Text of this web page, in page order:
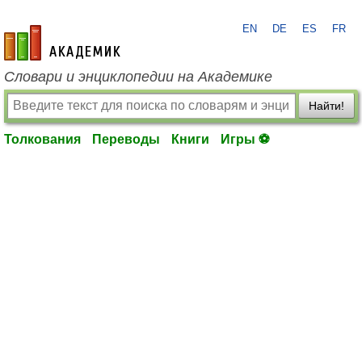
academic.ru
EN DE ES FR
Словари и энциклопедии на Академике
Найти!
Толкования Переводы Книги Игры ⚽